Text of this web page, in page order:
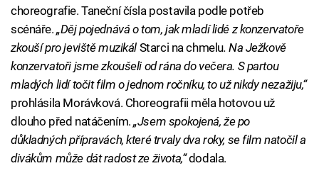
choreografie. Taneční čísla postavila podle potřeb
scénáře.„Děj pojednává o tom, jak mladí lidé z konzervatoře
zkouší pro jeviště muzikál Starci na chmelu. Na Ježkově
konzervatoři jsme zkoušeli od rána do večera. S partou
mladých lidí točit film o jednom ročníku, to už nikdy nezažiju,“
prohlásila Morávková. Choreografii měla hotovou už
dlouho před natáčením.„Jsem spokojená, že po
důkladných přípravách, které trvaly dva roky, se film natočil a
divákům může dát radost ze života,“dodala.